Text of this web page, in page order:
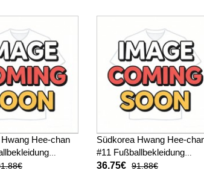
Hee-chan
WM 2026
Südkorea Hwang Hee-
#11 Fußballbekleidung
Auswärtstrikot Kinder WM
36.75€ 91.88€